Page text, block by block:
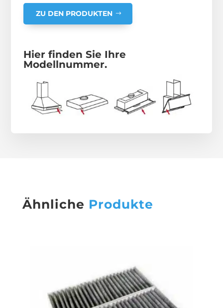
ZU DEN PRODUKTEN
Hier finden Sie Ihre
Modellnummer.
Ähnliche Produkte